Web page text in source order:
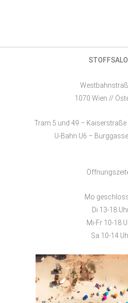
1070 Wien //
Tram 5 und 49 –
U-Bahn U6 –
Mo
Di 13-18
Mi-Fr 10-18
Sa 10-14